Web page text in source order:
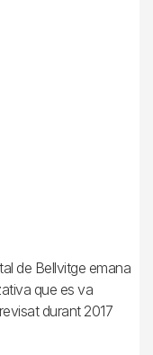
de Bellvitge emana
que es va
durant 2017